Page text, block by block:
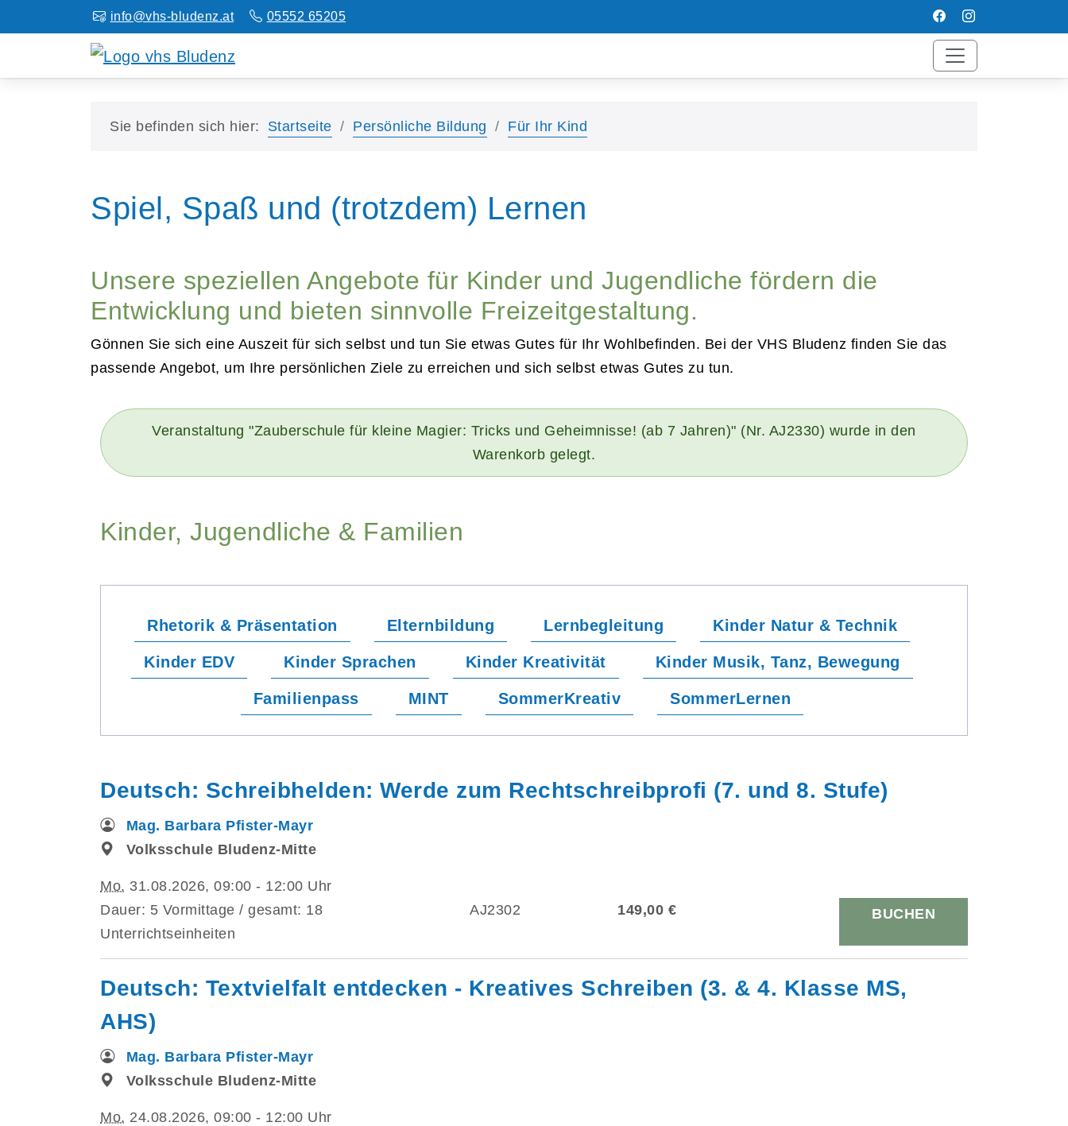
info@vhs-bludenz.at 05552 65205
Sie befinden sich hier: Startseite Persönliche Bildung Für Ihr Kind
Spiel, Spaß und (trotzdem) Lernen
Unsere speziellen Angebote für Kinder und Jugendliche fördern die
Entwicklung und bieten sinnvolle Freizeitgestaltung.
Gönnen Sie sich eine Auszeit für sich selbst und tun Sie etwas Gutes für Ihr Wohlbefinden. Bei der VHS Bludenz finden Sie das
passende Angebot, um Ihre persönlichen Ziele zu erreichen und sich selbst etwas Gutes zu tun.
Veranstaltung "Zauberschule für kleine Magier: Tricks und Geheimnisse! (ab 7 Jahren)" (Nr. AJ2330) wurde in den
Warenkorb gelegt.
Kinder, Jugendliche & Familien
Rhetorik & Präsentation Elternbildung Lernbegleitung Kinder Natur & Technik
Kinder EDV Kinder Sprachen Kinder Kreativität Kinder Musik, Tanz, Bewegung
Familienpass MINT SommerKreativ SommerLernen
Deutsch: Schreibhelden: Werde zum Rechtschreibprofi (7. und 8. Stufe)
Mag. Barbara Pfister-Mayr
Volksschule Bludenz-Mitte
Mo. 31.08.2026, 09:00 - 12:00 Uhr
Dauer: 5 Vormittage / gesamt: 18
Unterrichtseinheiten
AJ2302 149,00 € BUCHEN
Deutsch: Textvielfalt entdecken - Kreatives Schreiben (3. & 4. Klasse MS,
AHS)
Mag. Barbara Pfister-Mayr
Volksschule Bludenz-Mitte
Mo. 24.08.2026, 09:00 - 12:00 Uhr